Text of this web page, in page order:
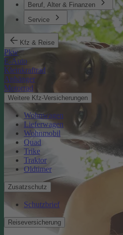
Beruf, Alter & Finanzen
Service
Kfz & Reise
Pkw
E-Auto
Kleinkraftrad
Anhänger
Motorrad
Weitere Kfz-Versicherungen
Wohnwagen
Lieferwagen
Wohnmobil
Quad
Trike
Traktor
Oldtimer
Zusatzschutz
Schutzbrief
Reiseversicherung